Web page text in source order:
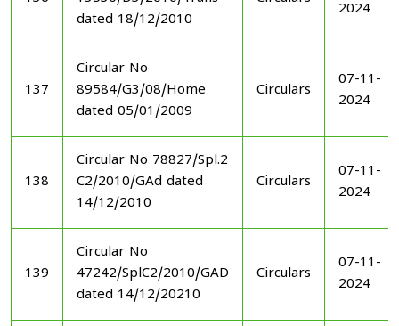
dated 18/12/2010
2024
137
Circular No
89584/G3/08/Home
dated 05/01/2009
Circulars
07-11-
2024
138
Circular No 78827/Spl.2
C2/2010/GAd dated
14/12/2010
Circulars
07-11-
2024
139
Circular No
47242/SplC2/2010/GAD
dated 14/12/20210
Circulars
07-11-
2024